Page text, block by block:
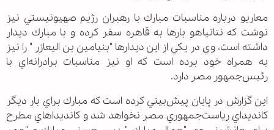
معاريو درباره مناسبات مبارك با رهبران رژيم صهيونيستي نيز
نوشت كه نتانياهو بارها به قاهره سفر كرده و با مبارك ديدار
داشته است، وي در يكي از اين ديدارها "بنيامين بن اليعازر " را نيز
به همراه خود برده است كه او نيز مناسبات برادرانه‌اي با
رئيس‌جمهور مصر دارد.
اين گزارش در پايان پيش‌بيني كرده است كه مبارك براي بار ديگر
كانديداي رياست‌جمهوري مصر نخواهد شد و كانديداهاي مطرح